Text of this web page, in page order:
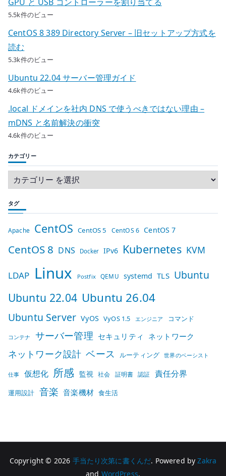
5.5k件のビュー
CentOS 8 389 Directory Server – 旧セットアップ方式を
読む
5.3k件のビュー
Ubuntu 22.04 サーバー管理ガイド
4.6k件のビュー
.local ドメインを社内 DNS で使うべきではない理由 –
mDNS と名前解決の衝突
4.6k件のビュー
カテゴリー
タグ
Apache CentOS CentOS 5 CentOS 6 CentOS 7
CentOS 8 DNS Docker IPv6 Kubernetes KVM
LDAP Linux Postfix QEMU systemd TLS Ubuntu
Ubuntu 22.04 Ubuntu 26.04
Ubuntu Server VyOS VyOS 1.5 エンジニア コマンド
コンテナ サーバー管理 セキュリティ ネットワーク
ネットワーク設計 ベース ルーティング 世界のベーシスト
仕事 仮想化 所感 監視 社会 証明書 認証 責任分界
運用設計 音楽 音楽機材 食生活
Copyright © 2026 手当たり次第に書くんだ. Powered byZakra
and WordPress.